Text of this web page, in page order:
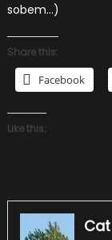
sobem…)
Share this:
Facebook
Like this: